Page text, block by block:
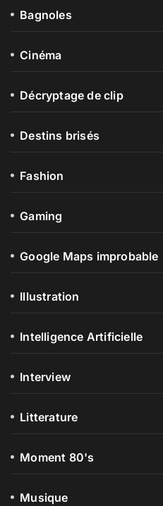
Bagnoles
Cinéma
Décryptage de clip
Destins brisés
Fashion
Gaming
Google Maps improbable
Illustration
Intelligence Artificielle
Interview
Litterature
Moment 80's
Musique